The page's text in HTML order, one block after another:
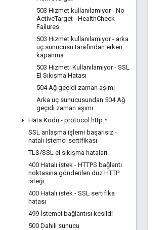
503 Hizmet kullanılamıyor - No
ActiveTarget - HealthCheck
Failures
503 Hizmet kullanılamıyor - arka
uç sunucusu tarafından erken
kapanma
503 Hizmeti Kullanılamıyor - SSL
El Sıkışma Hatası
504 Ağ geçidi zaman aşımı
Arka uç sunucusundan 504 Ağ
geçidi zaman aşımı
Hata Kodu - protocol .http.*
SSL anlaşma işlemi başarısız -
hatalı istemci sertifikası
TLS/SSL el sıkışma hataları
400 Hatalı istek - HTTPS bağlantı
noktasına gönderilen düz HTTP
isteği
400 Hatalı istek - SSL sertifika
hatası
499 İstemci bağlantısı kesildi
500 Dahili sunucu